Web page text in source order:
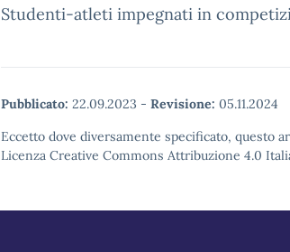
Studenti-atleti impegnati in
Pubblicato: 22.09.2023 - Revisione: 05.11.2024
Eccetto dove diversamente specificato, questo
Licenza Creative Commons Attribuzione 4.0